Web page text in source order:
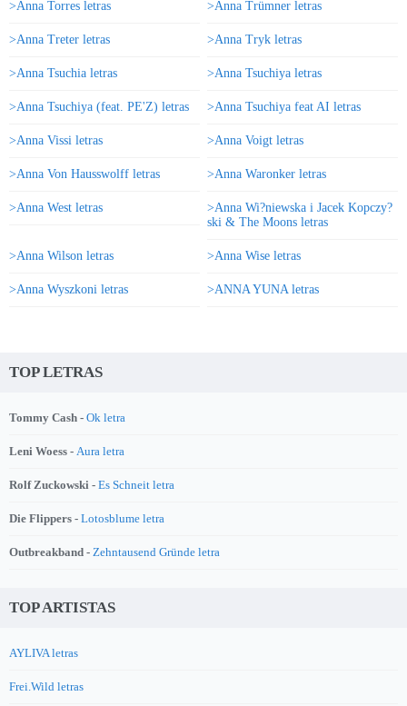
>Anna Torres letras >Anna Trümner letras
>Anna Treter letras >Anna Tryk letras
>Anna Tsuchia letras >Anna Tsuchiya letras
>Anna Tsuchiya (feat. PE'Z) letras >Anna Tsuchiya feat AI letras
>Anna Vissi letras >Anna Voigt letras
>Anna Von Hausswolff letras >Anna Waronker letras
>Anna West letras
>Anna Wi?niewska i Jacek Kopczy?
ski & The Moons letras
>Anna Wilson letras >Anna Wise letras
>Anna Wyszkoni letras >ANNA YUNA letras
TOP LETRAS
Tommy Cash - Ok letra
Leni Woess - Aura letra
Rolf Zuckowski - Es Schneit letra
Die Flippers - Lotosblume letra
Outbreakband - Zehntausend Gründe letra
TOP ARTISTAS
AYLIVA letras
Frei.Wild letras